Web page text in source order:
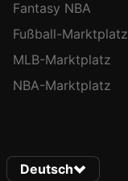
Fantasy NBA
Fußball-Marktplatz
MLB-Marktplatz
NBA-Marktplatz
Deutsch